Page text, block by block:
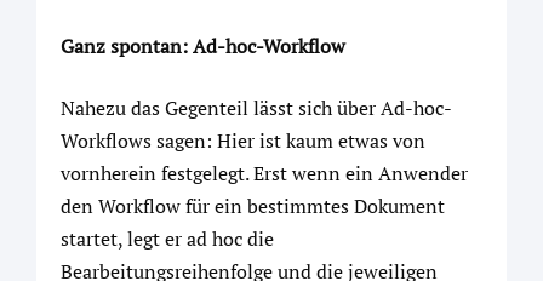
Ganz spontan: Ad-hoc-Workflow
Nahezu das Gegenteil lässt sich über Ad-hoc-
Workflows sagen: Hier ist kaum etwas von
vornherein festgelegt. Erst wenn ein Anwender
den Workflow für ein bestimmtes Dokument
startet, legt er ad hoc die
Bearbeitungsreihenfolge und die jeweiligen